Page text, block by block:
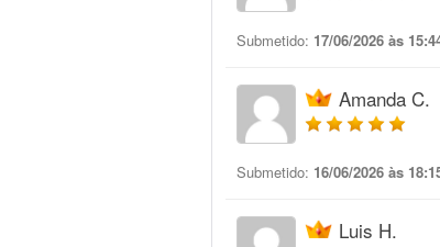
Submetido: 17/06/2026 às
Amanda C.
Submetido: 16/06/2026 às
Luis H.